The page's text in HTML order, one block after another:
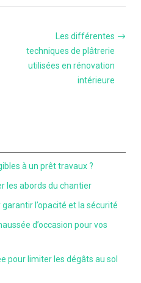
Les différentes
techniques de plâtrerie
utilisées en rénovation
intérieure
à un prêt travaux ?
les abords du chantier
l’opacité et la sécurité
d’occasion pour vos
pour limiter les dégâts au sol